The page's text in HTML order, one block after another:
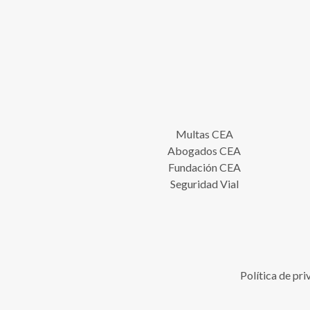
Multas CEA
Abogados CEA
Fundación CEA
Seguridad Vial
Política de